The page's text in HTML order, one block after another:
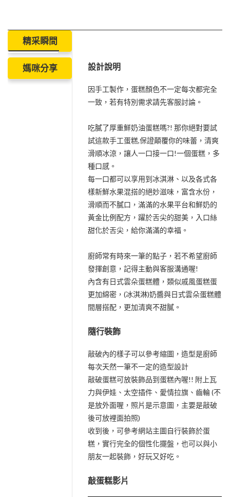
精采瞬間
媽咪分享 設計說明
因手工製作，蛋糕顏色不一定每次都完全
一致，若有特別需求請先客服討論。
吃膩了厚重鮮奶油蛋糕嗎?! 那你絕對要試
試這款手工蛋糕,保證顛覆你的味蕾，清爽
滑順冰涼，讓人一口接一口!一個蛋糕，多
種口感。
每一口都可以享用到冰淇淋、以及各式各
樣新鮮水果混搭的絕妙滋味，富含水份，
滑順而不膩口，滿滿的水果平台和鮮奶的
黃金比例配方，躍於舌尖的甜美，入口絲
甜化於舌尖，給你滿滿的幸福。
廚師常有時來一筆的點子，若不希望廚師
發揮創意，記得主動與客服溝通喔!
內含有日式雲朵蛋糕體，類似戚風蛋糕蛋
更加綿密，(冰淇淋)奶醬與日式雲朵蛋糕體
間層搭配，更加清爽不甜膩。
隨行裝飾
敲破內的樣子可以參考縮圖，造型是廚師
每次天然一筆不一定的造型設計
敲破蛋糕可放裝飾品到蛋糕內喔!! 附上瓦
力與伊娃、太空插件、愛情拉旗、齒輪 (不
是放外面喔，照片是示意圖，主要是敲破
後可放裡面拍照)
收到後，可參考網站主圖自行裝飾於蛋
糕，實行完全的個性化擺盤，也可以與小
朋友一起裝飾，好玩又好吃。
敲蛋糕影片